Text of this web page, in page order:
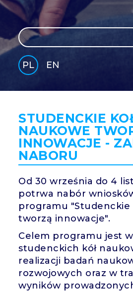
Szukaj
PL
EN
SH
STUDENCKIE
NAUKOWE
INNOWACJE -
NABORU
Od 30 września do 4
potrwa nabór
programu "Studenckie
tworzą innowacje".
Celem programu jest
studenckich kół
realizacji badań
rozwojowych oraz w
wyników